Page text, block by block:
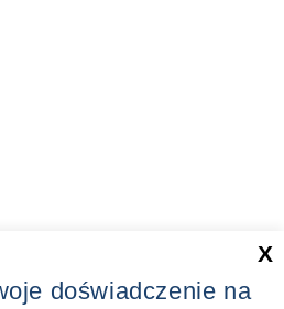
doświadczenie na
X